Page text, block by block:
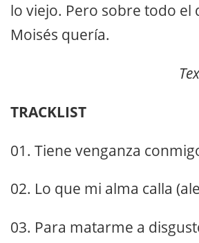
lo viejo. Pero sobre todo el
Moisés quería.
TRACKLIST
01. Tiene venganza
02. Lo que mi alma calla
03. Para matarme a